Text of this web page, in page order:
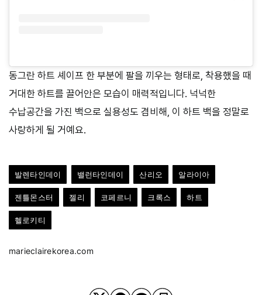
동그란 하트 셰이프 한 부분에 팔을 끼우는 형태로, 착용했을 때
거대한 하트를 끌어안은 모습이 매력적입니다. 넉넉한
수납공간을 가진 백으로 실용성도 겸비해, 이 하트 백을 정말로
사랑하게 될 거예요.
발렌타인데이 밸런타인데이 산리오 알라이아
젠틀몬스터 젤리 코페르니 크록스 하트
헬로키티
marieclairekorea.com